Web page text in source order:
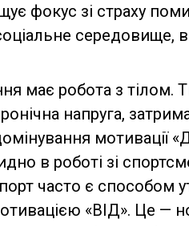
фокус зі страху
має робота з тілом.
напруга,
мотивації
в роботі зі
часто є способом
«ВІД». Це —